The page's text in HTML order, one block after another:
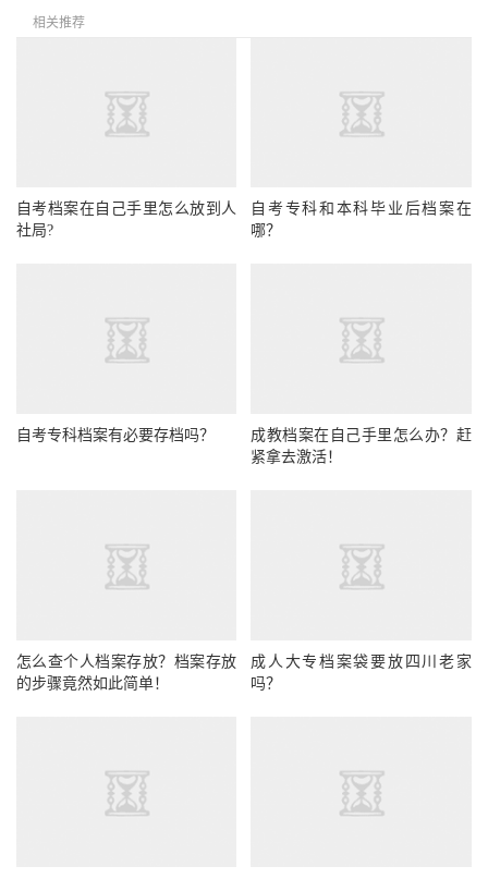
相关推荐
自考档案在自己手里怎么放到人
社局?
自考专科和本科毕业后档案在
哪？
自考专科档案有必要存档吗？
成教档案在自己手里怎么办？赶
紧拿去激活！
怎么查个人档案存放？档案存放
的步骤竟然如此简单！
成人大专档案袋要放四川老家
吗？